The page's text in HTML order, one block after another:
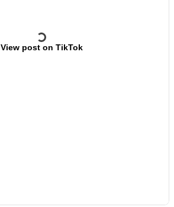
View post on TikTok